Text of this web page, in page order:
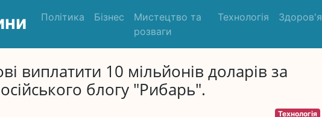
Політика Бізнес
Мистецтво та
розваги
Технологія Здоров'я
виплатити 10 мільйонів доларів за
блогу "Рибарь".
Технологія